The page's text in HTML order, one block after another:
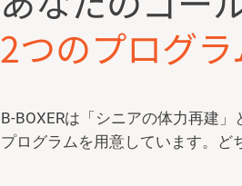
2つのプログラ
B-BOXERは「シニアの体力再建
プログラムを用意しています。ど